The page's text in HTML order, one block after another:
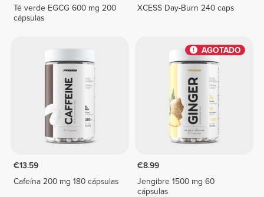
Té verde EGCG 600 mg 200
cápsulas
XCESS Day-Burn 240 caps
€13.59
Cafeína 200 mg 180 cápsulas
AGOTADO
€8.99
Jengibre 1500 mg 60
cápsulas